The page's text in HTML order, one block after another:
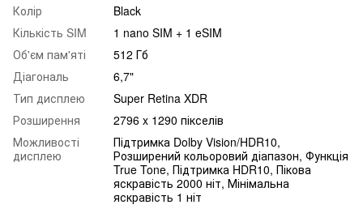
Колір
Black
Кількість SIM
1 nano SIM + 1 eSIM
Об'єм пам'яті
512 Гб
Діагональ
6,7"
Тип дисплею
Super Retina XDR
Розширення
2796 x 1290 пікселів
Можливості
дисплею
Підтримка Dolby Vision/HDR10,
Розширений кольоровий діапазон, Функція
True Tone, Підтримка HDR10, Пікова
яскравість 2000 ніт, Мінімальна
яскравість 1 ніт